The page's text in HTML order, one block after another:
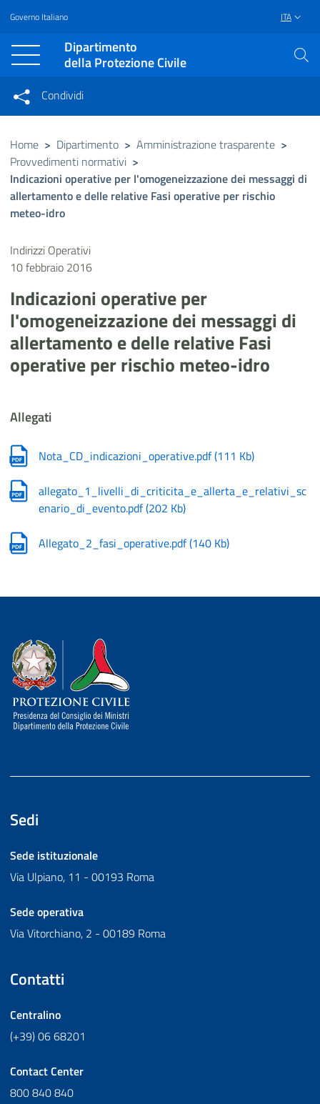
Vai al contenuto principale
Raggiungi il piè di pagina
Governo Italiano ITA
Dipartimento
della Protezione Civile
Condividi su Facebook
Condividi su Twitter
Condividi su LinkedIn
Condividi
Condividi sui social network
Home > Dipartimento > Amministrazione trasparente >
Provvedimenti normativi >
Indicazioni operative per l'omogeneizzazione dei messaggi di
allertamento e delle relative Fasi operative per rischio
meteo-idro
Indirizzi Operativi
10 febbraio 2016
Indicazioni operative per
l'omogeneizzazione dei messaggi di
allertamento e delle relative Fasi
operative per rischio meteo-idro
Allegati
Nota_CD_indicazioni_operative.pdf(111 Kb)
allegato_1_livelli_di_criticita_e_allerta_e_relativi_sc
enario_di_evento.pdf(202 Kb)
Allegato_2_fasi_operative.pdf(140 Kb)
Dipartimento della Protezione Civile
Sedi
Sede istituzionale
Via Ulpiano, 11 - 00193 Roma
Sede operativa
Via Vitorchiano, 2 - 00189 Roma
Contatti
Centralino
(+39) 06 68201
Contact Center
800 840 840